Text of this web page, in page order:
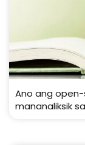
Ano ang open-
mananaliksik